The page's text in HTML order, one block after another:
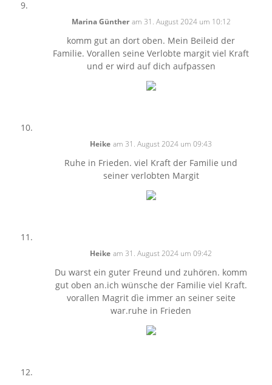
Marina Günther am 31. August 2024 um 10:12
komm gut an dort oben. Mein Beileid der
Familie. Vorallen seine Verlobte margit viel Kraft
und er wird auf dich aufpassen
Heike am 31. August 2024 um 09:43
Ruhe in Frieden. viel Kraft der Familie und
seiner verlobten Margit
Heike am 31. August 2024 um 09:42
Du warst ein guter Freund und zuhören. komm
gut oben an.ich wünsche der Familie viel Kraft.
vorallen Magrit dìe immer an seiner seite
war.ruhe in Frieden